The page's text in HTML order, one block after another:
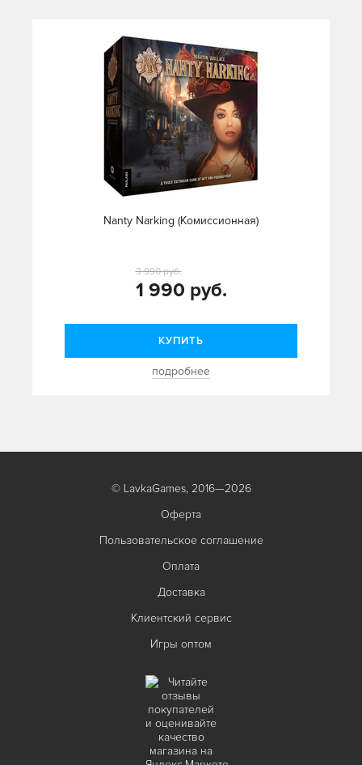
Nanty Narking (Комиссионная)
1 990 руб.
3 990 руб.
КУПИТЬ
подробнее
© LavkaGames, 2016—2026
Оферта
Пользовательское соглашение
Оплата
Доставка
Клиентский сервис
Игры оптом